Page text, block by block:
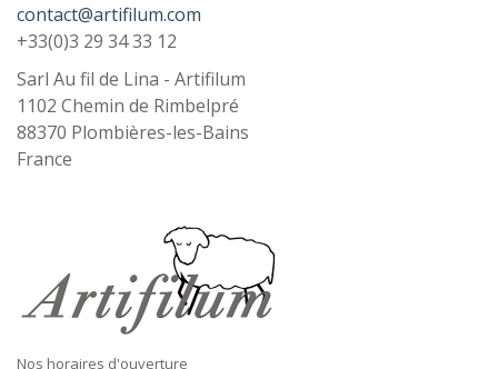
contact@artifilum.com
+33(0)3 29 34 33 12
Sarl Au fil de Lina - Artifilum
1102 Chemin de Rimbelpré
88370 Plombières-les-Bains
France
Nos horaires d'ouverture